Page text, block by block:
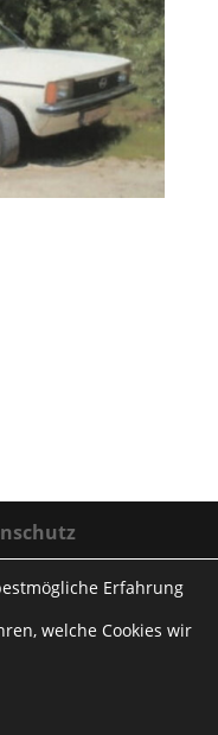
Erfahrung
welche Cookies wir